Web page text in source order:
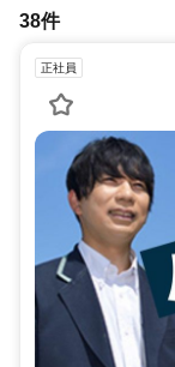
38件
正社員